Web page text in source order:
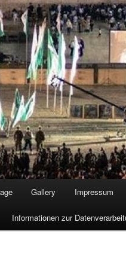
Gallery Impressum
Informationen zur